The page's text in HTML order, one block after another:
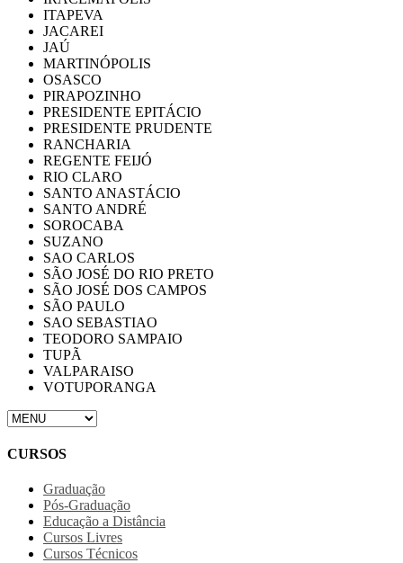
ITAPEVA
JACAREI
JAÚ
MARTINÓPOLIS
OSASCO
PIRAPOZINHO
PRESIDENTE EPITÁCIO
PRESIDENTE PRUDENTE
RANCHARIA
REGENTE FEIJÓ
RIO CLARO
SANTO ANASTÁCIO
SANTO ANDRÉ
SOROCABA
SUZANO
SAO CARLOS
SÃO JOSÉ DO RIO PRETO
SÃO JOSÉ DOS CAMPOS
SÃO PAULO
SAO SEBASTIAO
TEODORO SAMPAIO
TUPÃ
VALPARAISO
VOTUPORANGA
CURSOS
Graduação
Pós-Graduação
Educação a Distância
Cursos Livres
Cursos Técnicos